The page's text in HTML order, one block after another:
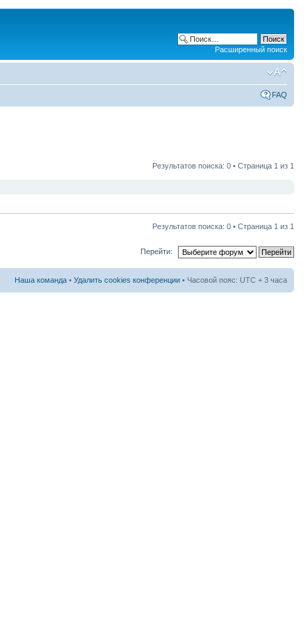
Расширенный поиск
FAQ
Результатов поиска: 0 • Страница 1 из 1
Результатов поиска: 0 • Страница 1 из 1
Перейти:
Наша команда • Удалить cookies конференции • Часовой пояс: UTC + 3 часа